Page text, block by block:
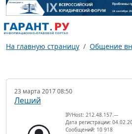
На главную страницу Общение
23 марта 2017 08:50
Леший
IP/Host: 212.48.157.---
Дата регистрации:
Сообщений: 10 918